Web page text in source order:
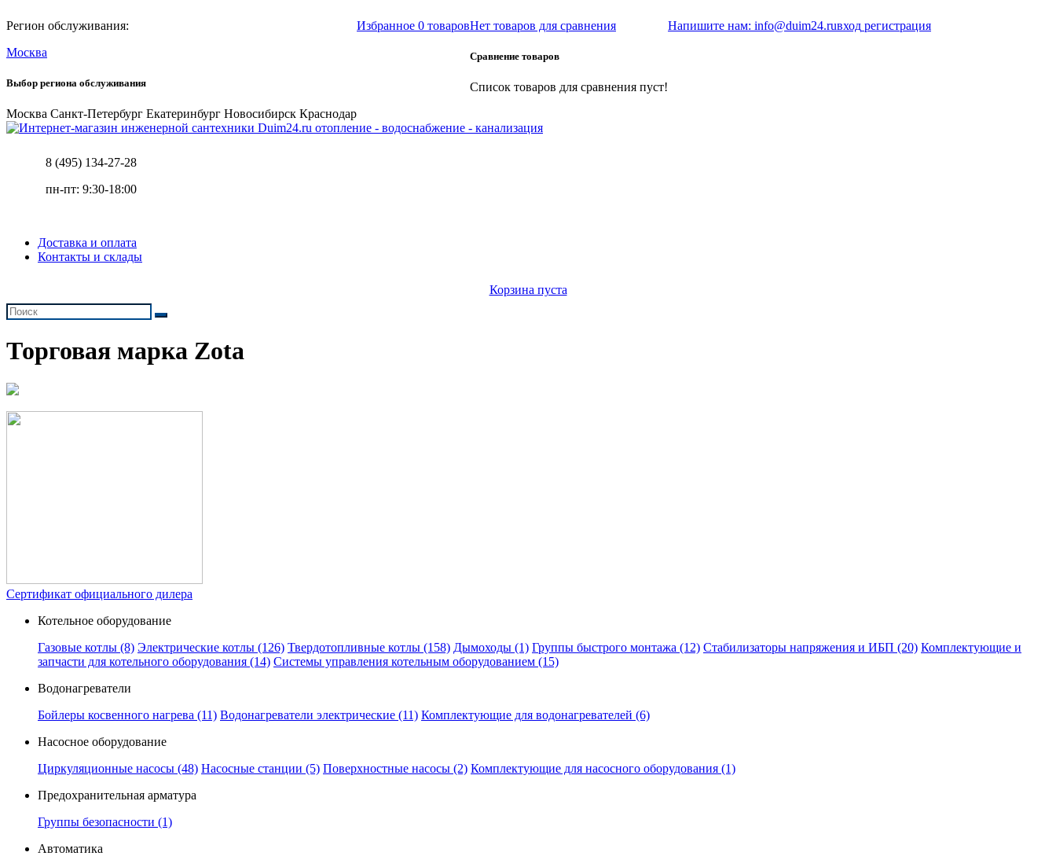
Регион обслуживания:
Москва
Выбор региона обслуживания
Москва Санкт-Петербург Екатеринбург Новосибирск Краснодар
Избранное 0 товаровНет товаров для сравнения
Сравнение товаров
Список товаров для сравнения пуст!
Напишите нам: info@duim24.ruвход регистрация
отопление - водоснабжение - канализация
8 (495) 134-27-28
пн-пт: 9:30-18:00
Доставка и оплата
Контакты и склады
Корзина пуста
Торговая марка Zota
Сертификат официального дилера
Котельное оборудование
Газовые котлы (8) Электрические котлы (126) Твердотопливные котлы (158) Дымоходы (1) Группы быстрого монтажа (12) Стабилизаторы напряжения и ИБП (20) Комплектующие и
запчасти для котельного оборудования (14) Системы управления котельным оборудованием (15)
Водонагреватели
Бойлеры косвенного нагрева (11) Водонагреватели электрические (11) Комплектующие для водонагревателей (6)
Насосное оборудование
Циркуляционные насосы (48) Насосные станции (5) Поверхностные насосы (2) Комплектующие для насосного оборудования (1)
Предохранительная арматура
Группы безопасности (1)
Автоматика